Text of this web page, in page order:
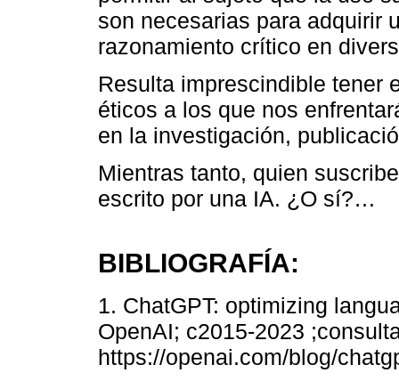
son necesarias para adquirir
razonamiento crítico en
Resulta imprescindible tener
éticos a los que nos
en la investigación,
Mientras tanto, quien
escrito por una IA. ¿O sí?…
BIBLIOGRAFÍA:
1. ChatGPT: optimizing
OpenAI; c2015-2023
https://openai.com/blog/